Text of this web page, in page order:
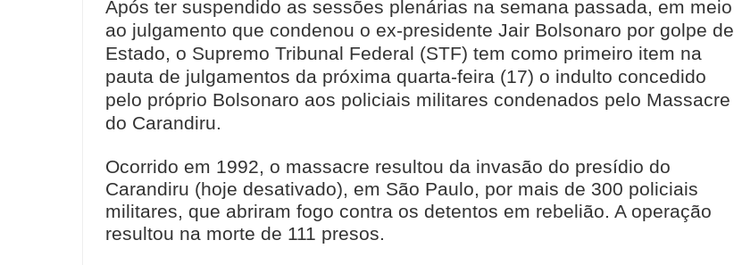
Após ter suspendido as sessões plenárias na semana passada, em meio
ao julgamento que condenou o ex-presidente Jair Bolsonaro por golpe de
Estado, o Supremo Tribunal Federal (STF) tem como primeiro item na
pauta de julgamentos da próxima quarta-feira (17) o indulto concedido
pelo próprio Bolsonaro aos policiais militares condenados pelo Massacre
do Carandiru.
Ocorrido em 1992, o massacre resultou da invasão do presídio do
Carandiru (hoje desativado), em São Paulo, por mais de 300 policiais
militares, que abriram fogo contra os detentos em rebelião. A operação
resultou na morte de 111 presos.